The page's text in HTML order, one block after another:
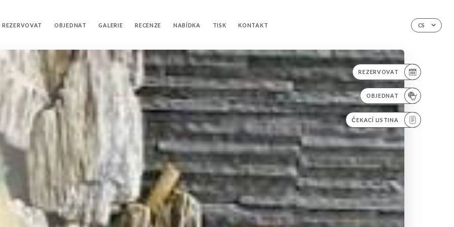
CS
REZERVOVAT OBJEDNAT GALERIE RECENZE NABÍDKA TISK KONTAKT
REZERVOVAT
OBJEDNAT
ČEKACÍ LISTINA